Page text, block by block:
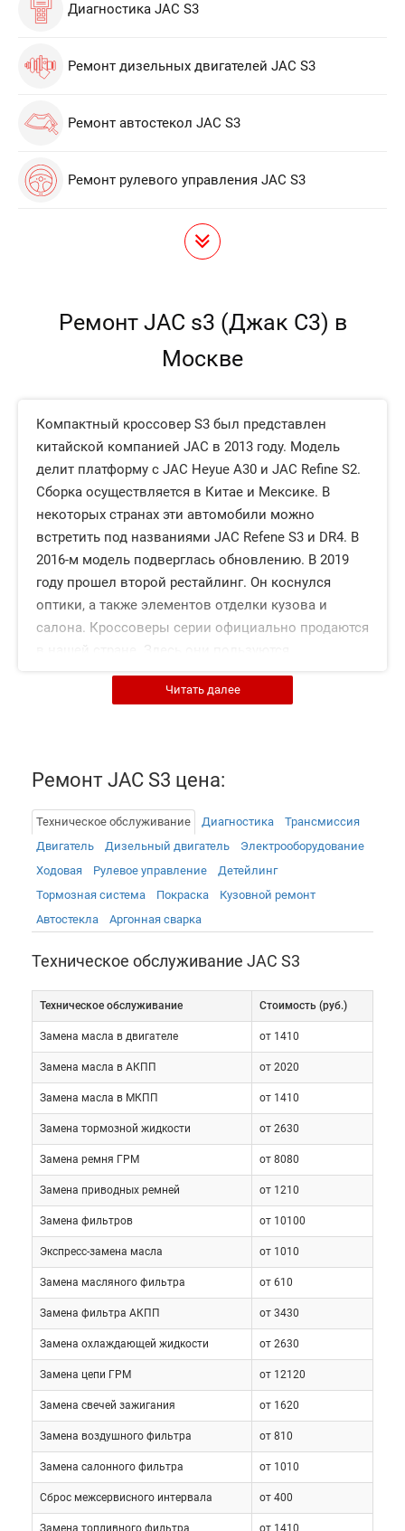
Диагностика JAC S3
Ремонт дизельных двигателей JAC S3
Ремонт автостекол JAC S3
Ремонт рулевого управления JAC S3
Ремонт JAC s3 (Джак С3) в
Москве
Компактный кроссовер S3 был представлен
китайской компанией JAC в 2013 году. Модель
делит платформу с JAC Heyue A30 и JAC Refine S2.
Сборка осуществляется в Китае и Мексике. В
некоторых странах эти автомобили можно
встретить под названиями JAC Refene S3 и DR4. В
2016-м модель подверглась обновлению. В 2019
году прошел второй рестайлинг. Он коснулся
оптики, а также элементов отделки кузова и
салона. Кроссоверы серии официально продаются
в нашей стране. Здесь они пользуются
невысоким, но стабильным спросом.
Технические
характеристики
Автомобили комплектуются двумя бензиновыми
атмосферными силовыми агрегатами. Младший
имеет объем 1.5л и работает с отдачей 113
лошадиных сил и 146Нм крутящего момента.
Старший представляет собой ДВС объемом 1.6л.
Он выдает от 109 до 113 сил (146Нм момента).
Вместе с ними работают 6-ступенчатые
механические КПП и вариаторы. Привод –
передний. Подвеска предусматривает установку
стоек Макферсона спереди и торсионной балки
сзади. Тормозные механизмы – дисковые
(фронтальные вентилируемые). В качестве опций
предлагают: аудиосистему, мультимедиа,
кондиционер, многофункциональное рулевое
колесо, кожаную отделку сидений.
Спецификации:
ДВС: 1.5, бензин, атмосферник (113
л.с.)/1.6, бензин, атмосферник (109
– 113 л.с.)
КПП: механическая (6 ступеней)/
вариатор
Привод: передний
Разгон до 100км/ч: 11.5с
Читать далее
Ремонт JAC S3 цена:
Техническое обслуживание Диагностика
Трансмиссия
Двигатель
Дизельный двигатель
Электрооборудованиe
Ходовая
Рулевое управление
Детейлинг
Тормозная система
Покраска
Кузовной ремонт
Автостекла
Аргонная сварка
Техническое обслуживание JAC S3
Техническое обслуживание Cтоимость (руб.)
Замена масла в двигателе от 1410
Замена масла в АКПП от 2020
Замена масла в МКПП от 1410
Замена тормозной жидкости от 2630
Замена ремня ГРМ от 8080
Замена приводных ремней от 1210
Замена фильтров от 10100
Экспресс-замена масла от 1010
Замена масляного фильтра от 610
Замена фильтра АКПП от 3430
Замена охлаждающей жидкости от 2630
Замена цепи ГРМ от 12120
Замена свечей зажигания от 1620
Замена воздушного фильтра от 810
Замена салонного фильтра от 1010
Сброс межсервисного интервала от 400
Замена топливного фильтра от 1410